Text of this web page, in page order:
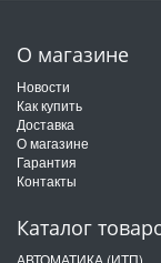
О магазине
Новости
Как купить
Доставка
О магазине
Гарантия
Контакты
Каталог